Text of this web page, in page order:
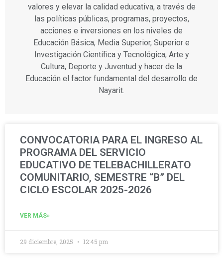
valores y elevar la calidad educativa, a través de
las políticas públicas, programas, proyectos,
acciones e inversiones en los niveles de
Educación Básica, Media Superior, Superior e
Investigación Científica y Tecnológica, Arte y
Cultura, Deporte y Juventud y hacer de la
Educación el factor fundamental del desarrollo de
Nayarit.
CONVOCATORIA PARA EL INGRESO AL
PROGRAMA DEL SERVICIO
EDUCATIVO DE TELEBACHILLERATO
COMUNITARIO, SEMESTRE “B” DEL
CICLO ESCOLAR 2025-2026
VER MÁS»
29 diciembre, 2025 12:45 pm